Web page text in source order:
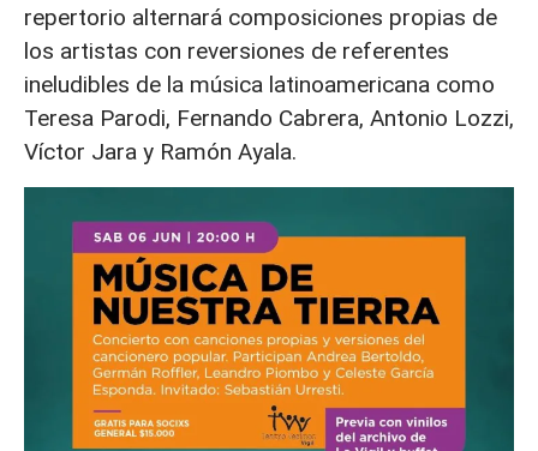
repertorio alternará composiciones propias de
los artistas con reversiones de referentes
ineludibles de la música latinoamericana como
Teresa Parodi, Fernando Cabrera, Antonio Lozzi,
Víctor Jara y Ramón Ayala.